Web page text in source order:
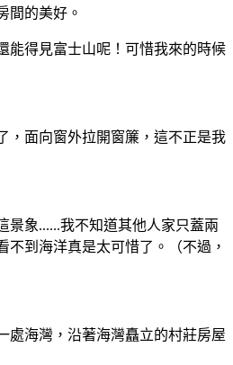
間的美好。
能得見富士山呢！可惜我來的時候
，面向窗外拉開窗簾，這不正是我
景象......我不知道其他人家只蓋兩
不到海洋真是太可惜了。（不過，
處海灣，沿著海灣矗立的村莊房屋